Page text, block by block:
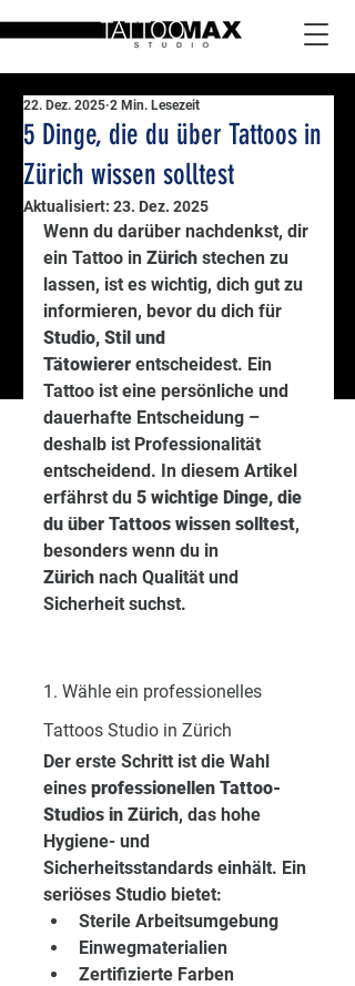
5 Dinge, die du über Tattoos in
Zürich wissen solltest
22. Dez. 2025 2 Min. Lesezeit
Aktualisiert: 23. Dez. 2025
Wenn du darüber nachdenkst, dir
ein Tattoo in Zürich stechen zu
lassen, ist es wichtig, dich gut zu
informieren, bevor du dich für
Studio, Stil und
Tätowierer entscheidest. Ein
Tattoo ist eine persönliche und
dauerhafte Entscheidung –
deshalb ist Professionalität
entscheidend. In diesem Artikel
erfährst du 5 wichtige Dinge, die
du über Tattoos wissen solltest,
besonders wenn du in
Zürich nach Qualität und
Sicherheit suchst.
1. Wähle ein professionelles
Tattoos Studio in Zürich
Der erste Schritt ist die Wahl
eines professionellen Tattoo-
Studios in Zürich, das hohe
Hygiene- und
Sicherheitsstandards einhält. Ein
seriöses Studio bietet:
Sterile Arbeitsumgebung
Einwegmaterialien
Zertifizierte Farben